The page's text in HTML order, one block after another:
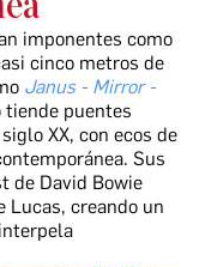
imponentes como
cinco metros de
Janus - Mirror -
tiende puentes
XX, con ecos de
Sus
de David Bowie
Lucas, creando un